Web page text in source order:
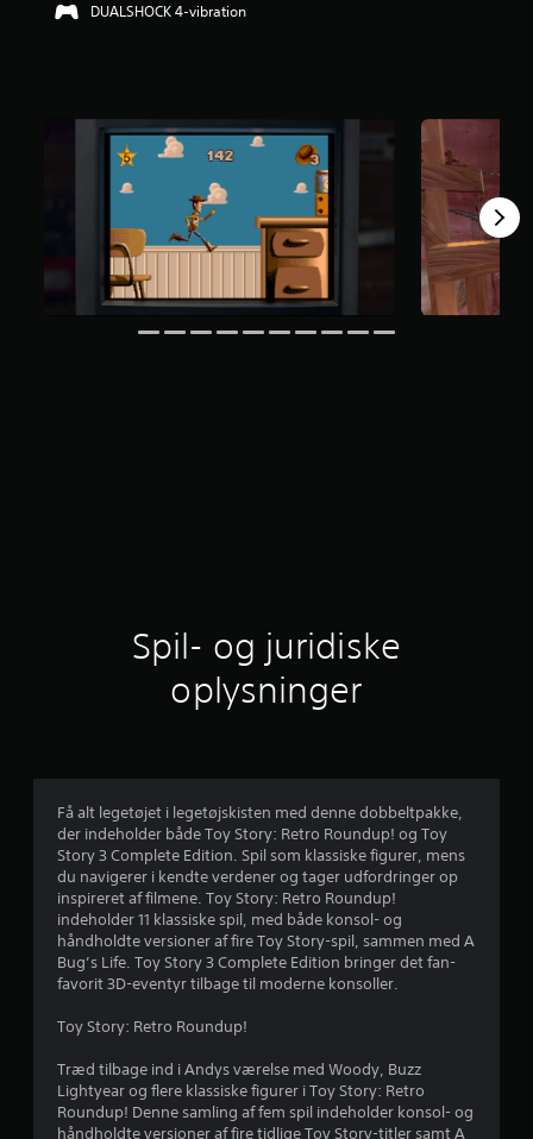
DUALSHOCK 4-vibration
Spil- og juridiske
oplysninger
Få alt legetøjet i legetøjskisten med denne dobbeltpakke,
der indeholder både Toy Story: Retro Roundup! og Toy
Story 3 Complete Edition. Spil som klassiske figurer, mens
du navigerer i kendte verdener og tager udfordringer op
inspireret af filmene. Toy Story: Retro Roundup!
indeholder 11 klassiske spil, med både konsol- og
håndholdte versioner af fire Toy Story-spil, sammen med A
Bug’s Life. Toy Story 3 Complete Edition bringer det fan-
favorit 3D-eventyr tilbage til moderne konsoller.
Toy Story: Retro Roundup!
Træd tilbage ind i Andys værelse med Woody, Buzz
Lightyear og flere klassiske figurer i Toy Story: Retro
Roundup! Denne samling af fem spil indeholder konsol- og
håndholdte versioner af fire tidlige Toy Story-titler samt A